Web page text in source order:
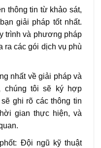
thông tin từ khảo sát,
giải pháp tốt nhất.
trình và phương pháp
ra các gói dịch vụ phù
nhất về giải pháp và
chúng tôi sẽ ký hợp
ghi rõ các thông tin
gian thực hiện, và
Đội ngũ kỹ thuật